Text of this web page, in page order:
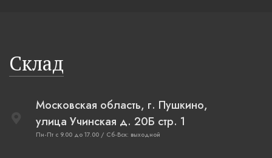
Склад
Московская область, г. Пушкино,
улица Учинская д. 20Б стр. 1
Пн-Пт с 9.00 до 17.00 / Сб-Вск: выходной